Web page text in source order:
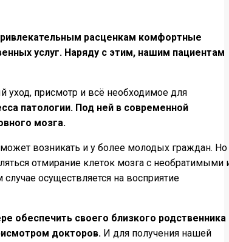
расценкам комфортные
услуг. Наряду с этим, нашим пациентам
присмотр и всё необходимое для
патологии. Под ней в современной
мозга.
возникать и у более молодых граждан.
отмирание клеток мозга с необратимыми
осуществляется на восприятие
обеспечить своего близкого родственника
докторов. И для получения нашей